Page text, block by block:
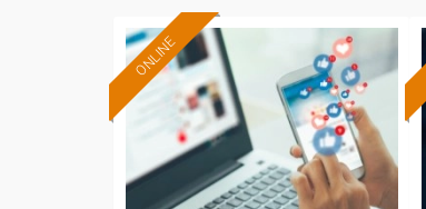
ONLINE
Formación 100%
subvencionada.
Para desempleados,
trabajadores y autónomos.